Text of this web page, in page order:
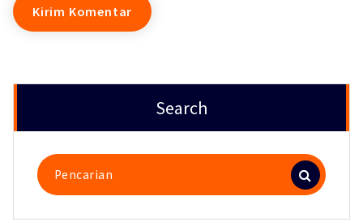
Search
Pencarian
untuk: